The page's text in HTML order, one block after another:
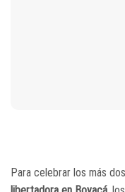
Para celebrar los más